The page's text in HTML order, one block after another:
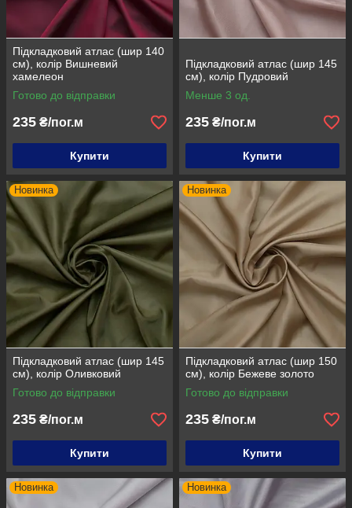
Підкладковий атлас (шир 140
см), колір Вишневий
хамелеон
Готово до відправки
235 ₴/пог.м
Купити
Підкладковий атлас (шир 145
см), колір Пудровий
Менше 3 од.
235 ₴/пог.м
Купити
Новинка
Підкладковий атлас (шир 145
см), колір Оливковий
Готово до відправки
235 ₴/пог.м
Купити
Новинка
Підкладковий атлас (шир 150
см), колір Бежеве золото
Готово до відправки
235 ₴/пог.м
Купити
Новинка Новинка